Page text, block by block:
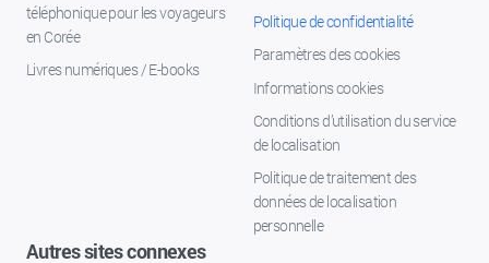
téléphonique pour les voyageurs
en Corée
Livres numériques / E-books
Politique de confidentialité
Paramètres des cookies
Informations cookies
Conditions d’utilisation du service
de localisation
Politique de traitement des
données de localisation
personnelle
Autres sites connexes